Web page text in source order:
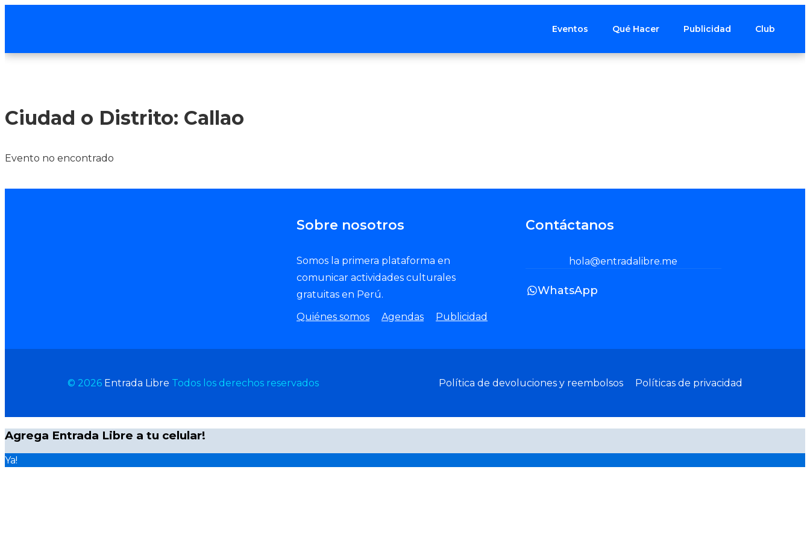
Eventos Qué Hacer Publicidad Club
Ciudad o Distrito: Callao
Evento no encontrado
Sobre nosotros
Somos la primera plataforma en
comunicar actividades culturales
gratuitas en Perú.
Quiénes somos
Agendas Publicidad
Contáctanos
hola@entradalibre.me
WhatsApp
© 2026 Entrada Libre Todos los derechos reservados Política de devoluciones y reembolsos Políticas de privacidad
Agrega Entrada Libre a tu celular!
Ya!